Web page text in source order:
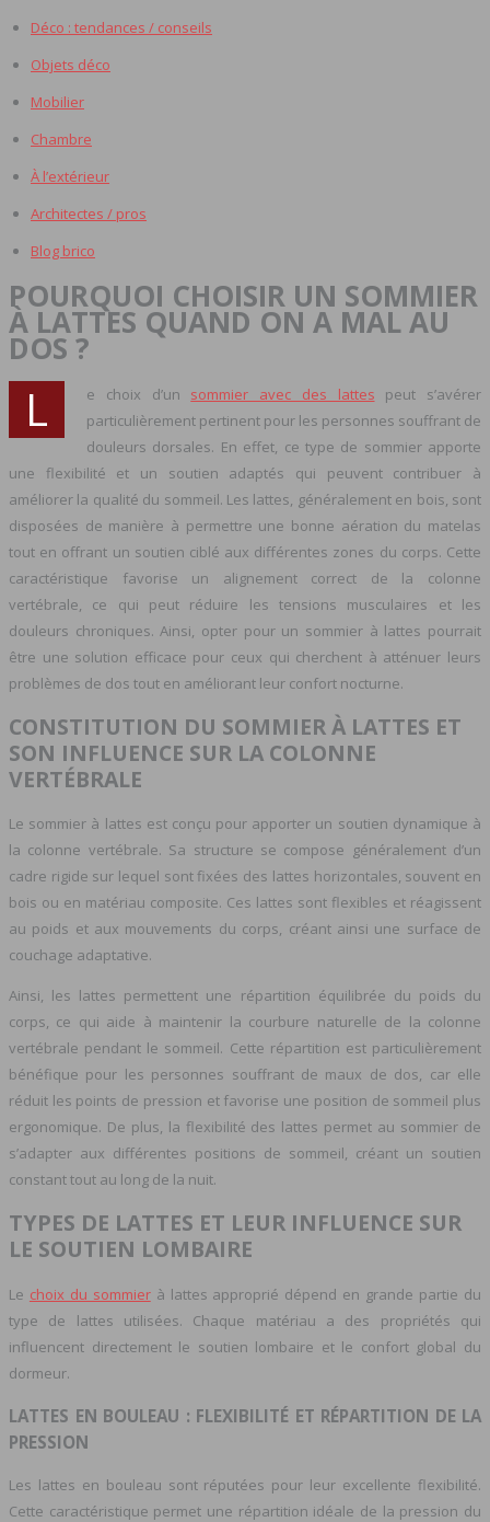
Déco : tendances / conseils
Objets déco
Mobilier
Chambre
À l’extérieur
Architectes / pros
Blog brico
POURQUOI CHOISIR UN SOMMIER
À LATTES QUAND ON A MAL AU
DOS ?
L e choix d’un sommier avec des lattes peut s’avérer
particulièrement pertinent pour les personnes souffrant de
douleurs dorsales. En effet, ce type de sommier apporte
une flexibilité et un soutien adaptés qui peuvent contribuer à
améliorer la qualité du sommeil. Les lattes, généralement en bois, sont
disposées de manière à permettre une bonne aération du matelas
tout en offrant un soutien ciblé aux différentes zones du corps. Cette
caractéristique favorise un alignement correct de la colonne
vertébrale, ce qui peut réduire les tensions musculaires et les
douleurs chroniques. Ainsi, opter pour un sommier à lattes pourrait
être une solution efficace pour ceux qui cherchent à atténuer leurs
problèmes de dos tout en améliorant leur confort nocturne.
CONSTITUTION DU SOMMIER À LATTES ET
SON INFLUENCE SUR LA COLONNE
VERTÉBRALE
Le sommier à lattes est conçu pour apporter un soutien dynamique à
la colonne vertébrale. Sa structure se compose généralement d’un
cadre rigide sur lequel sont fixées des lattes horizontales, souvent en
bois ou en matériau composite. Ces lattes sont flexibles et réagissent
au poids et aux mouvements du corps, créant ainsi une surface de
couchage adaptative.
Ainsi, les lattes permettent une répartition équilibrée du poids du
corps, ce qui aide à maintenir la courbure naturelle de la colonne
vertébrale pendant le sommeil. Cette répartition est particulièrement
bénéfique pour les personnes souffrant de maux de dos, car elle
réduit les points de pression et favorise une position de sommeil plus
ergonomique. De plus, la flexibilité des lattes permet au sommier de
s’adapter aux différentes positions de sommeil, créant un soutien
constant tout au long de la nuit.
TYPES DE LATTES ET LEUR INFLUENCE SUR
LE SOUTIEN LOMBAIRE
Le choix du sommierà lattes approprié dépend en grande partie du
type de lattes utilisées. Chaque matériau a des propriétés qui
influencent directement le soutien lombaire et le confort global du
dormeur.
LATTES EN BOULEAU : FLEXIBILITÉ ET RÉPARTITION DE LA
PRESSION
Les lattes en bouleau sont réputées pour leur excellente flexibilité.
Cette caractéristique permet une répartition idéale de la pression du